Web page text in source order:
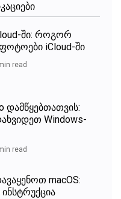
ში: როგორ
iCloud-ში
read
დამწყებთათვის:
Windows-
read
macOS: